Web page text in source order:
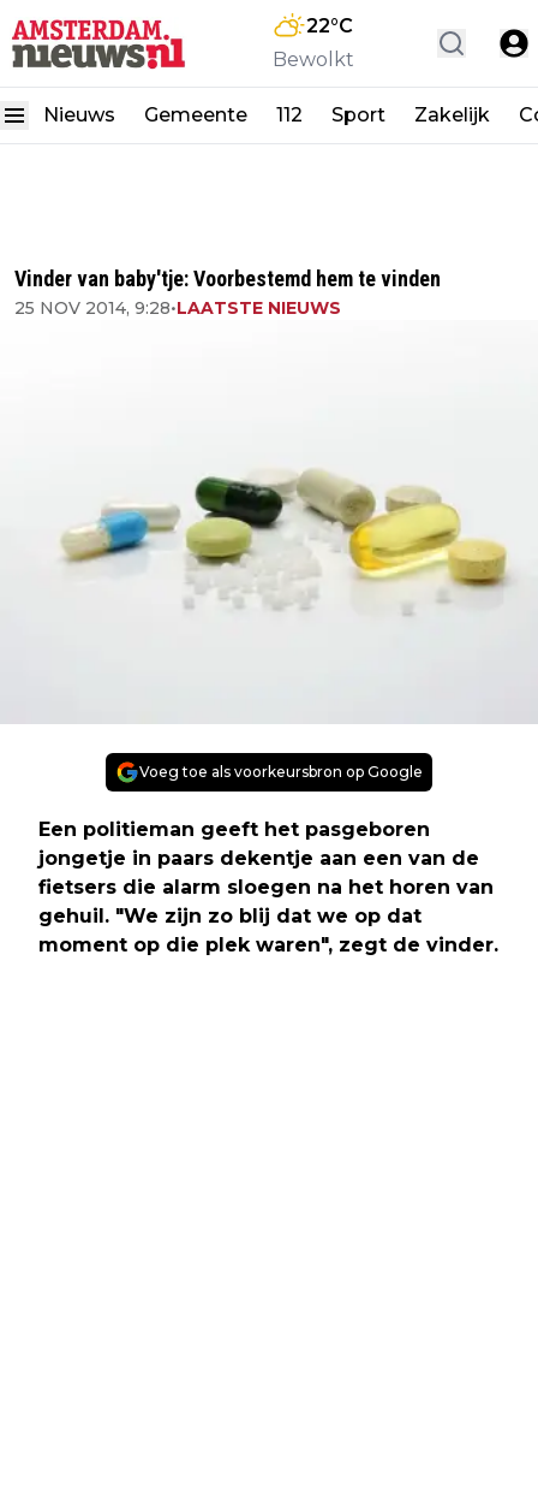
22°C
Bewolkt
Nieuws Gemeente 112 Sport Zakelijk
Vinder van baby'tje: Voorbestemd hem te vinden
25 NOV 2014, 9:28•LAATSTE NIEUWS
Voeg toe als voorkeursbron op Google
Een politieman geeft het pasgeboren
jongetje in paars dekentje aan een van de
fietsers die alarm sloegen na het horen van
gehuil. "We zijn zo blij dat we op dat
moment op die plek waren", zegt de vinder.